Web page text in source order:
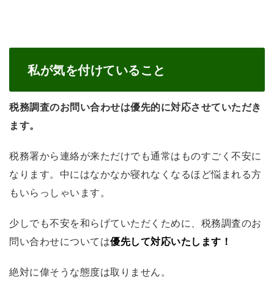
私が気を付けていること
税務調査のお問い合わせは優先的に対応させていただき
ます。
税務署から連絡が来ただけでも通常はものすごく不安に
なります。中にはなかなか寝れなくなるほど悩まれる方
もいらっしゃいます。
少しでも不安を和らげていただくために、税務調査のお
問い合わせについては優先して対応いたします！
絶対に偉そうな態度は取りません。